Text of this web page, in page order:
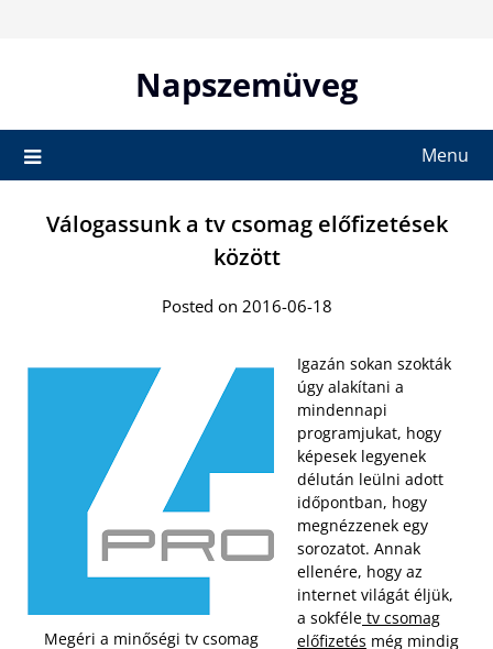
Napszemüveg
Menu
Válogassunk a tv csomag előfizetések
között
Posted on 2016-06-18
Megéri a minőségi tv csomag
Igazán sokan szokták
úgy alakítani a
mindennapi
programjukat, hogy
képesek legyenek
délután leülni adott
időpontban, hogy
megnézzenek egy
sorozatot. Annak
ellenére, hogy az
internet világát éljük,
a sokféle tv csomag
előfizetés még mindig